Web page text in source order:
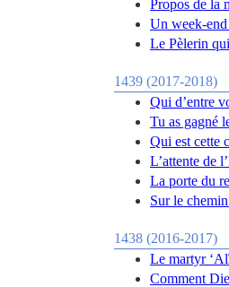
Propos de la
Un week-
Le Pèlerin
1439 (2017-2018)
Qui d’entre
Tu as gagné
Qui est cette
L’attente de
La porte du
Sur le
1438 (2016-2017)
Le martyr
Comment